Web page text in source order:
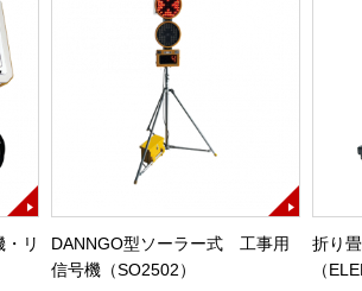
リ
DANNGO型ソーラー式 工事用
信号機（SO2502）
折り
（